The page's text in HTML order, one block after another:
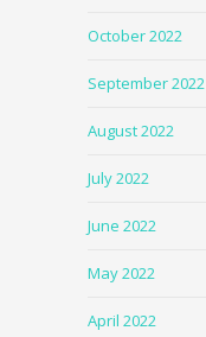
October 2022
September 2022
August 2022
July 2022
June 2022
May 2022
April 2022